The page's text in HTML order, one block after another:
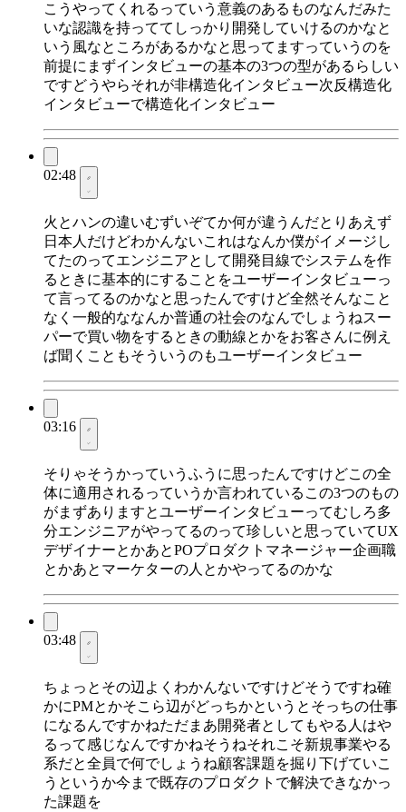
こうやってくれるっていう意義のあるものなんだみた
いな認識を持っててしっかり開発していけるのかなと
いう風なところがあるかなと思ってますっていうのを
前提にまずインタビューの基本の3つの型があるらしい
ですどうやらそれが非構造化インタビュー次反構造化
インタビューで構造化インタビュー
02:48
火とハンの違いむずいぞてか何が違うんだとりあえず
日本人だけどわかんないこれはなんか僕がイメージし
てたのってエンジニアとして開発目線でシステムを作
るときに基本的にすることをユーザーインタビューっ
て言ってるのかなと思ったんですけど全然そんなこと
なく一般的ななんか普通の社会のなんでしょうねスー
パーで買い物をするときの動線とかをお客さんに例え
ば聞くこともそういうのもユーザーインタビュー
03:16
そりゃそうかっていうふうに思ったんですけどこの全
体に適用されるっていうか言われているこの3つのもの
がまずありますとユーザーインタビューってむしろ多
分エンジニアがやってるのって珍しいと思っていてUX
デザイナーとかあとPOプロダクトマネージャー企画職
とかあとマーケターの人とかやってるのかな
03:48
ちょっとその辺よくわかんないですけどそうですね確
かにPMとかそこら辺がどっちかというとそっちの仕事
になるんですかねただまあ開発者としてもやる人はや
るって感じなんですかねそうねそれこそ新規事業やる
系だと全員で何でしょうね顧客課題を掘り下げていこ
うというか今まで既存のプロダクトで解決できなかっ
た課題を